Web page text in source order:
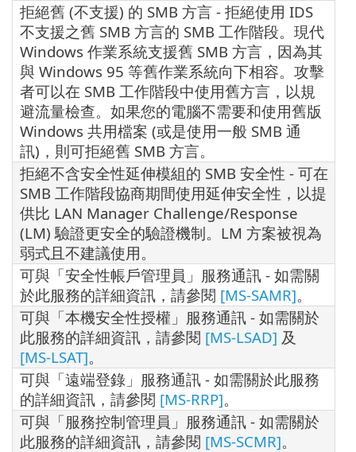
拒絕舊 (不支援) 的 SMB 方言 - 拒絕使用 IDS
不支援之舊 SMB 方言的 SMB 工作階段。現代
Windows 作業系統支援舊 SMB 方言，因為其
與 Windows 95 等舊作業系統向下相容。攻擊
者可以在 SMB 工作階段中使用舊方言，以規
避流量檢查。如果您的電腦不需要和使用舊版
Windows 共用檔案 (或是使用一般 SMB 通
訊)，則可拒絕舊 SMB 方言。
拒絕不含安全性延伸模組的 SMB 安全性 - 可在
SMB 工作階段協商期間使用延伸安全性，以提
供比 LAN Manager Challenge/Response
(LM) 驗證更安全的驗證機制。LM 方案被視為
弱式且不建議使用。
可與「安全性帳戶管理員」服務通訊 - 如需關
於此服務的詳細資訊，請參閱 [MS-SAMR]。
可與「本機安全性授權」服務通訊 - 如需關於
此服務的詳細資訊，請參閱 [MS-LSAD] 及
[MS-LSAT]。
可與「遠端登錄」服務通訊 - 如需關於此服務
的詳細資訊，請參閱 [MS-RRP]。
可與「服務控制管理員」服務通訊 - 如需關於
此服務的詳細資訊，請參閱 [MS-SCMR]。